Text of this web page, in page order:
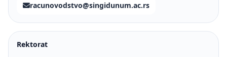
racunovodstvo@singidunum.ac.rs
Rektorat